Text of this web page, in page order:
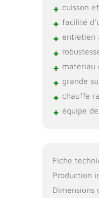
+ cuisson
+ facilité
+ entretien
+
+ matériau
+ grande
+ chauffe
+ équipe
Fiche
Production